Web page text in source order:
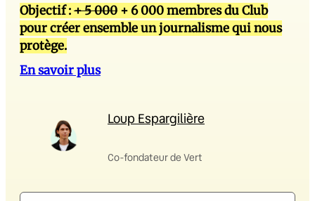
Objectif :+ 5 000 + 6 000 membres du Club
pour créer ensemble un journalisme qui nous
protège.
En savoir plus
Loup Espargilière
Co-fondateur de Vert